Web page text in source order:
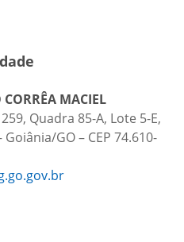
CORRÊA MACIEL
Quadra 85-A, Lote 5-E,
GO – CEP 74.610-